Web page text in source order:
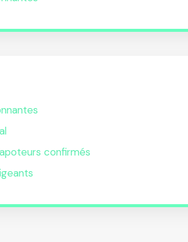
confirmés